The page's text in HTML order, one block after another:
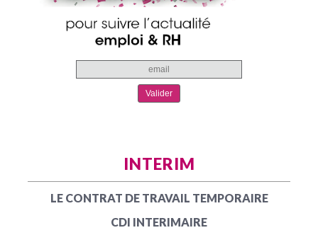
INTERIM
LE CONTRAT DE TRAVAIL TEMPORAIRE
CDI INTERIMAIRE